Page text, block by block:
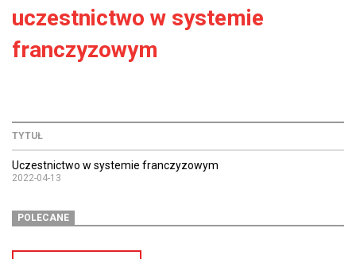
uczestnictwo w systemie
franczyzowym
TYTUŁ
Uczestnictwo w systemie franczyzowym
2022-04-13
POLECANE